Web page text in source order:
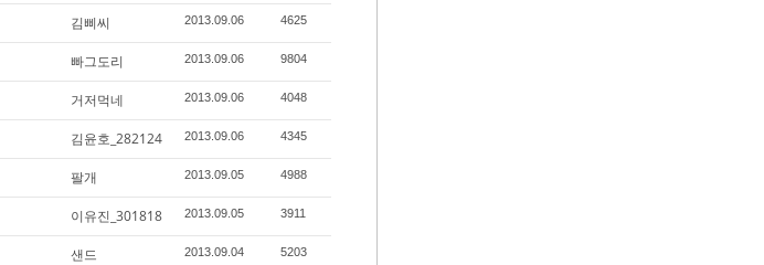
김삐씨 2013.09.06 4625
빠그도리 2013.09.06 9804
거저먹네 2013.09.06 4048
김윤호_282124 2013.09.06 4345
팔개 2013.09.05 4988
이유진_301818 2013.09.05 3911
샌드 2013.09.04 5203